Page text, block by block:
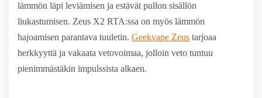
lämmön läpi leviämisen ja estävät pullon sisällön
liukastumisen. Zeus X2 RTA:ssa on myös lämmön
hajoamisen parantava tuuletin. Geekvape Zeus tarjoaa
herkkyyttä ja vakaata vetovoimaa, jolloin veto tuntuu
pienimmästäkin impulssista alkaen.